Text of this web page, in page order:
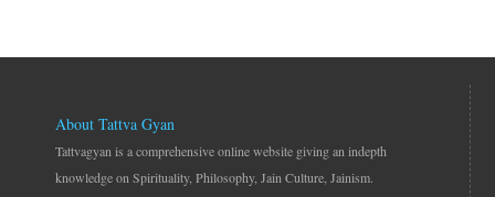
About Tattva Gyan
Tattvagyan is a comprehensive online website giving an indepth
knowledge on Spirituality, Philosophy, Jain Culture, Jainism.